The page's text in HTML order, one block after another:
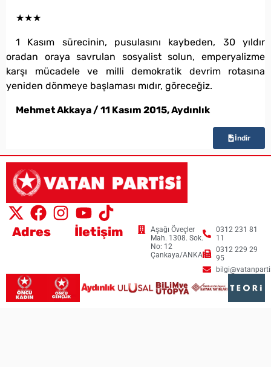
★★★
1 Kasım sürecinin, pusulasını kaybeden, 30 yıldır
oradan oraya savrulan sosyalist solun, emperyalizme
karşı mücadele ve milli demokratik devrim rotasına
yeniden dönmeye başlaması mıdır, göreceğiz.
Mehmet Akkaya / 11 Kasım 2015, Aydınlık
İndir
Adres
Aşağı Öveçler
Mah. 1308. Sok.
No: 12
Çankaya/ANKARA
İletişim
0312 231 81
11
0312 229 29
95